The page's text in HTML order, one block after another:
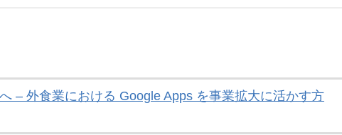
– 外食業における Google Apps を事業拡大に活かす方